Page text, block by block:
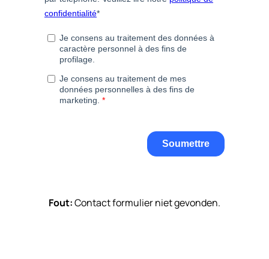
Fout:Contact formulier niet gevonden.